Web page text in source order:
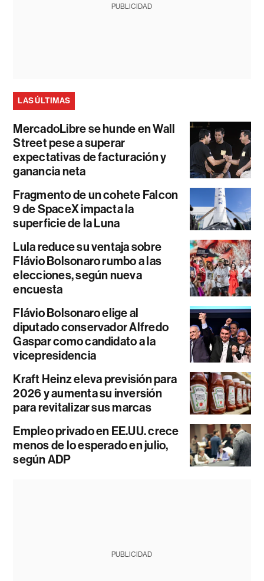
PUBLICIDAD
LAS ÚLTIMAS
MercadoLibre se hunde en Wall
Street pese a superar
expectativas de facturación y
ganancia neta
Fragmento de un cohete Falcon
9 de SpaceX impacta la
superficie de la Luna
Lula reduce su ventaja sobre
Flávio Bolsonaro rumbo a las
elecciones, según nueva
encuesta
Flávio Bolsonaro elige al
diputado conservador Alfredo
Gaspar como candidato a la
vicepresidencia
Kraft Heinz eleva previsión para
2026 y aumenta su inversión
para revitalizar sus marcas
Empleo privado en EE.UU. crece
menos de lo esperado en julio,
según ADP
PUBLICIDAD